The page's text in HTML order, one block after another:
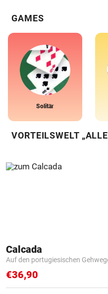
GAMES
Solitär
VORTEILSWELT
Calcada
Auf den portugiesischen
€36,90